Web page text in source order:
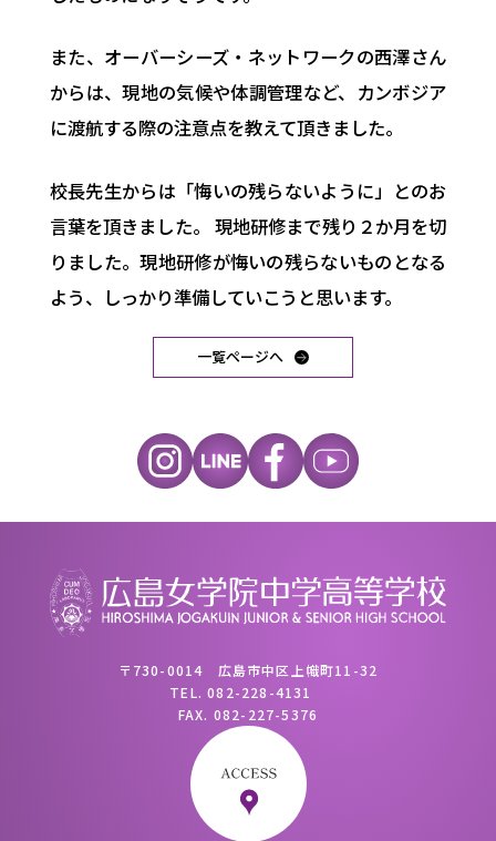
また、オーバーシーズ・ネットワークの西澤さん
からは、現地の気候や体調管理など、カンボジア
に渡航する際の注意点を教えて頂きました。
校長先生からは「悔いの残らないように」とのお
言葉を頂きました。 現地研修まで残り２か月を切
りました。現地研修が悔いの残らないものとなる
よう、しっかり準備していこうと思います。
一覧ページへ
〒730-0014 広島市中区上幟町11-32
TEL.082-228-4131
FAX. 082-227-5376